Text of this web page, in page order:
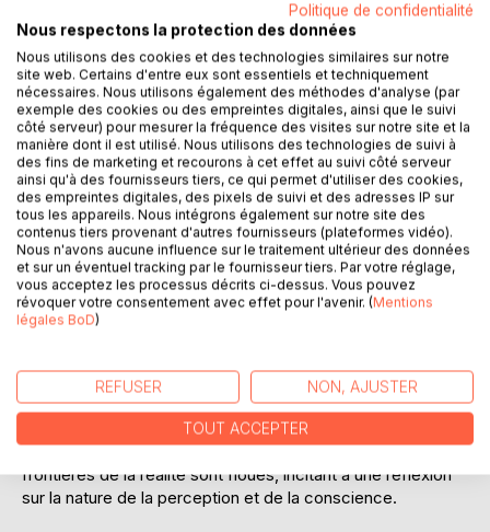
une exploration fascinante des mystères de l'esprit humain
pendant le sommeil. L'auteur, connu pour son intérêt pour
les phénomènes paranormaux, plonge dans l'univers des
rêves pour y découvrir des manifestations de télépathie,
de voyance et de prémonitions. Ce livre propose une
analyse approfondie des rêves en tant que pont entre le
conscient et l'inconscient, et explore comment ces
expériences nocturnes peuvent révéler des informations
cachées ou des événements futurs. Flammarion s'appuie
sur des témoignages, des études de cas et ses propres
recherches pour examiner la manière dont les rêves
peuvent être une source de connaissance intuitive.
L'ouvrage s'adresse à ceux qui cherchent à comprendre
les dimensions invisibles de la psyché et à ceux qui
invite les lecteurs à considérer ces expériences comme
des outils potentiels pour la croissance personnelle et la
compréhension de soi. Avec un style clair et accessible,
Flammarion ouvre une fenêtre sur un monde où les
frontières de la réalité sont floues, incitant à une réflexion
sur la nature de la perception et de la conscience.
Politique de confidentialité
Nous respectons la protection des données
Nous utilisons des cookies et des technologies similaires sur notre
site web. Certains d'entre eux sont essentiels et techniquement
nécessaires. Nous utilisons également des méthodes d'analyse (par
exemple des cookies ou des empreintes digitales, ainsi que le suivi
côté serveur) pour mesurer la fréquence des visites sur notre site et la
manière dont il est utilisé. Nous utilisons des technologies de suivi à
des fins de marketing et recourons à cet effet au suivi côté serveur
ainsi qu'à des fournisseurs tiers, ce qui permet d'utiliser des cookies,
des empreintes digitales, des pixels de suivi et des adresses IP sur
tous les appareils. Nous intégrons également sur notre site des
contenus tiers provenant d'autres fournisseurs (plateformes vidéo).
Nous n'avons aucune influence sur le traitement ultérieur des données
et sur un éventuel tracking par le fournisseur tiers. Par votre réglage,
vous acceptez les processus décrits ci-dessus. Vous pouvez
révoquer votre consentement avec effet pour l'avenir. (Mentions
légales BoD)
REFUSER NON, AJUSTER
TOUT ACCEPTER